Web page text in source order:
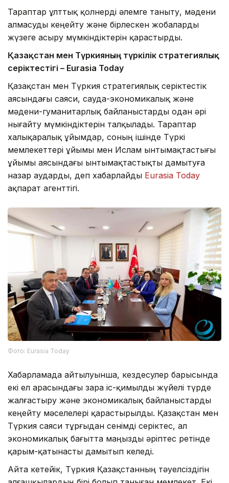
Тараптар ұлттық қолөнерді әлемге таныту, мәдени
алмасуды кеңейту және бірлескен жобаларды
жүзеге асыру мүмкіндіктерін қарастырды.
Қазақстан мен Түркияның түркілік стратегиялық
серіктестігі – Eurasia Today
Қазақстан мен Түркия стратегиялық серіктестік
аясындағы саяси, сауда-экономикалық және
мәдени-гуманитарлық байланыстарды одан әрі
нығайту мүмкіндіктерін талқылады. Тараптар
халықаралық ұйымдар, соның ішінде Түркі
мемлекеттері ұйымы мен Ислам ынтымақтастығы
ұйымы аясындағы ынтымақтастықты дамытуға
назар аударды, деп хабарлайды Eurasia Today
ақпарат агенттігі.
Фото: Eurasia Today
Хабарламада айтылуынша, кездесулер барысында
екі ел арасындағы өзара іс-қимылды жүйелі түрде
жалғастыру және экономикалық байланыстарды
кеңейту мәселелері қарастырылды. Қазақстан мен
Түркия саяси тұрғыдан сенімді серіктес, ал
экономикалық бағытта маңызды әріптес ретінде
қарым-қатынасты дамытып келеді.
Айта кетейік, Түркия Қазақстанның тәуелсіздігін